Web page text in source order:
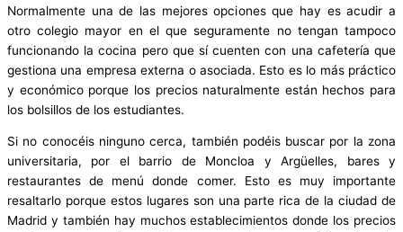
Normalmente una de las mejores opciones que hay es acudir a
otro colegio mayor en el que seguramente no tengan tampoco
funcionando la cocina pero que sí cuenten con una cafetería que
gestiona una empresa externa o asociada. Esto es lo más práctico
y económico porque los precios naturalmente están hechos para
los bolsillos de los estudiantes.
Si no conocéis ninguno cerca, también podéis buscar por la zona
universitaria, por el barrio de Moncloa y Argüelles, bares y
restaurantes de menú donde comer. Esto es muy importante
resaltarlo porque estos lugares son una parte rica de la ciudad de
Madrid y también hay muchos establecimientos donde los precios